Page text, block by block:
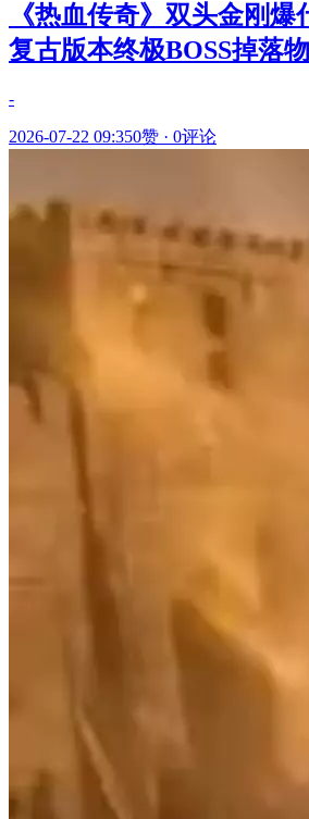
《热血传奇》双头金刚爆
复古版本终极BOSS掉落
-
2026-07-22 09:350赞 · 0评论